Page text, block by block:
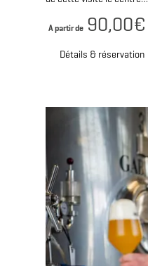
Détails & réservation
A partir de 90,00€